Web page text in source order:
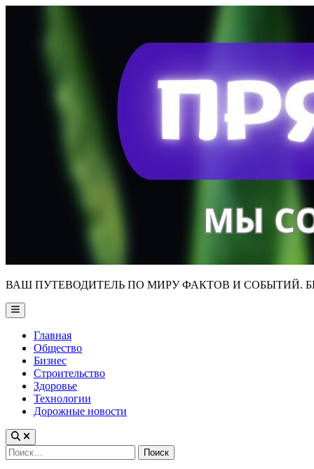
ВАШ ПУТЕВОДИТЕЛЬ ПО МИРУ ФАКТОВ И СОБЫТИЙ.
Main
Menu
Главная
Общество
Бизнес
Строительство
Здоровье
Технологии
Дорожные новости
Найти: